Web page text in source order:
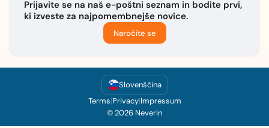
Prijavite se na naš e-poštni seznam in bodite prvi,
ki izveste za najpomembnejše novice.
Naročite se
Slovenščina
Terms|Privacy|Impressum
© 2026 Neverin